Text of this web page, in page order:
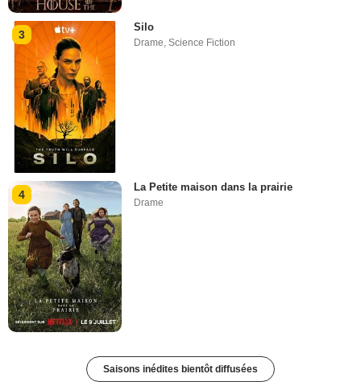
3
Silo
Drame,Science Fiction
4
La Petite maison dans la prairie
Drame
Saisons inédites bientôt diffusées